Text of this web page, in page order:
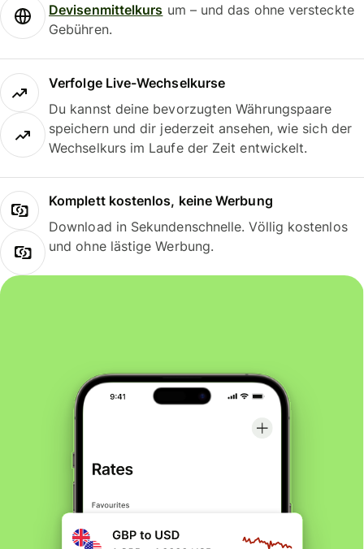
Devisenmittelkurs um – und das ohne versteckte
Gebühren.
Verfolge Live-Wechselkurse
Du kannst deine bevorzugten Währungspaare
speichern und dir jederzeit ansehen, wie sich der
Wechselkurs im Laufe der Zeit entwickelt.
Komplett kostenlos, keine Werbung
Download in Sekundenschnelle. Völlig kostenlos
und ohne lästige Werbung.